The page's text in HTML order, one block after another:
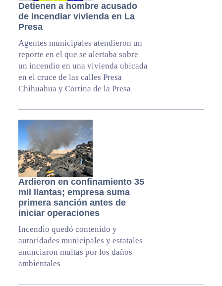
Detienen a hombre acusado
de incendiar vivienda en La
Presa
Agentes municipales atendieron un
reporte en el que se alertaba sobre
un incendio en una vivienda ubicada
en el cruce de las calles Presa
Chihuahua y Cortina de la Presa
Ardieron en confinamiento 35
mil llantas; empresa suma
primera sanción antes de
iniciar operaciones
Incendio quedó contenido y
autoridades municipales y estatales
anunciaron multas por los daños
ambientales